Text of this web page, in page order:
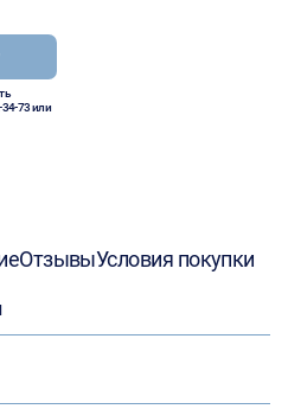
34-73или
ОтзывыУсловия покупки